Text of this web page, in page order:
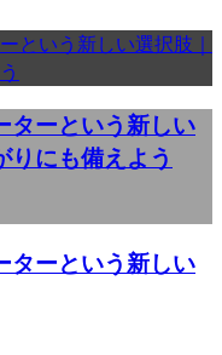
ターという新しい
りにも備えよう
ターという新しい